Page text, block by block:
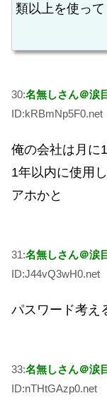
類以上を使っ
30:名無しさん＠涙
ID:kRBmNp5F0.net
俺の会社は月に
1年以内に使用
アホかと
31:名無しさん＠涙
ID:J44vQ3wH0.net
パスワード考え
33:名無しさん＠涙
ID:nTHtGAzp0.net